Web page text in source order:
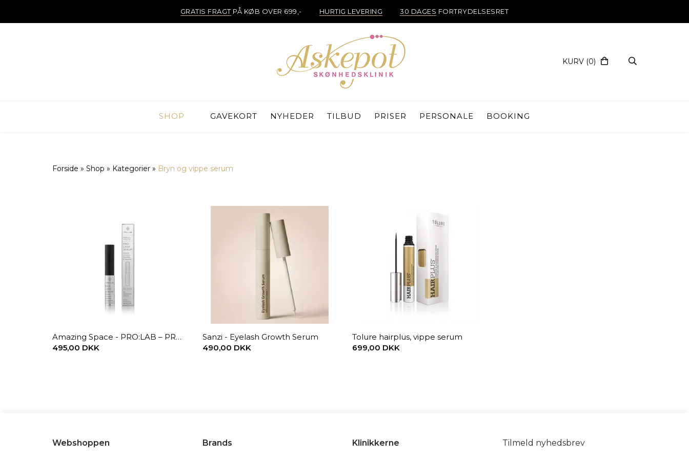
GRATIS FRAGTPÅ KØB OVER 699,- HURTIG LEVERING 30 DAGES FORTRYDELSESRET
KURV (0)
SHOP GAVEKORT NYHEDER TILBUD PRISER PERSONALE BOOKING
Forside » Shop » Kategorier » Bryn og vippe serum
Amazing Space - PRO:LAB – PRO:LASH SERUM – GROWTH ACTIVATOR (5ML)
495,00 DKK
Sanzi - Eyelash Growth Serum
490,00 DKK
Tolure hairplus, vippe serum
699,00 DKK
Webshoppen Brands Klinikkerne Tilmeld nyhedsbrev